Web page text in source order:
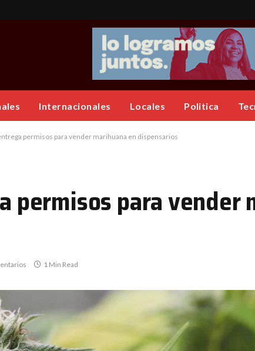
Internacionales Locales Politica
permisos para vender marihuana en dispensarios
permisos para vender
1 Min Read